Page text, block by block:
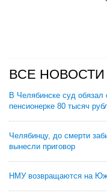
ВСЕ НОВОСТИ
В Челябинске суд обязал
пенсионерке 80 тысяч
Челябинцу, до смерти
вынесли приговор
НМУ возвращаются на